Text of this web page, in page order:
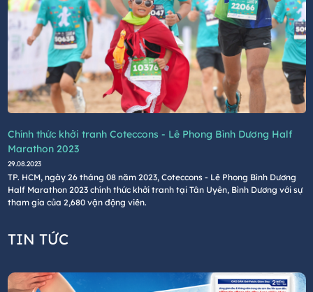
Chính thức khởi tranh Coteccons - Lê Phong Bình Dương Half
Marathon 2023
29.08.2023
TP. HCM, ngày 26 tháng 08 năm 2023, Coteccons - Lê Phong Bình Dương
Half Marathon 2023 chính thức khởi tranh tại Tân Uyên, Bình Dương với sự
tham gia của 2,680 vận động viên.
TIN TỨC